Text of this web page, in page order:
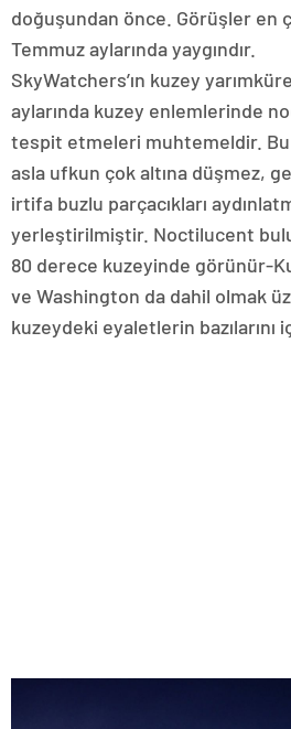
doğuşundan önce. Görüşler en
Temmuz aylarında yaygındır.
SkyWatchers’ın kuzey
aylarında kuzey enlemlerinde
tespit etmeleri muhtemeldir. Bu
asla ufkun çok altına düşmez,
irtifa buzlu parçacıkları
yerleştirilmiştir. Noctilucent
80 derece kuzeyinde görünür-
ve Washington da dahil olmak
kuzeydeki eyaletlerin bazılarını